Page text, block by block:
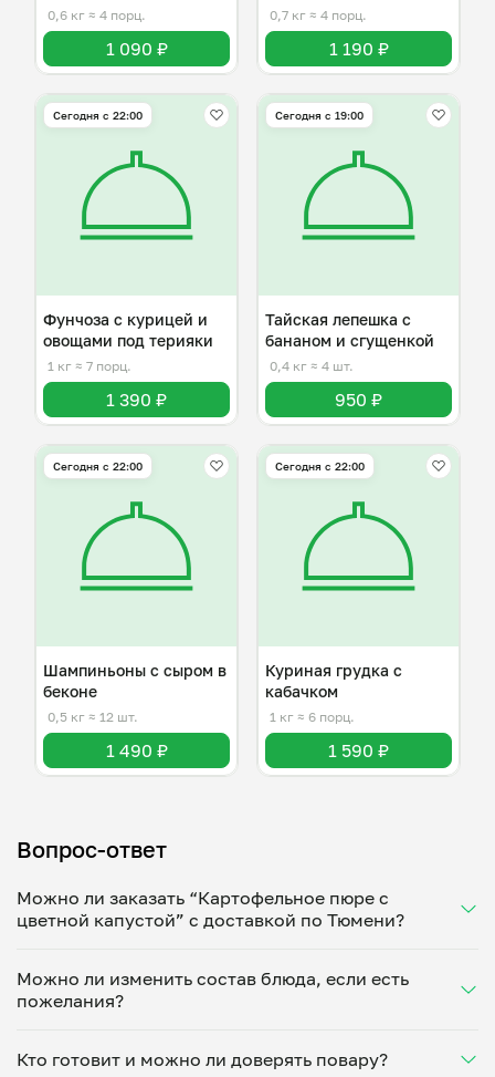
0,6 кг ≈ 4 порц.
1 090 ₽
0,7 кг ≈ 4 порц.
1 190 ₽
Сегодня с 22:00
Фунчоза с курицей и
овощами под терияки
1 кг ≈ 7 порц.
1 390 ₽
Сегодня с 19:00
Тайская лепешка с
бананом и сгущенкой
0,4 кг ≈ 4 шт.
950 ₽
Сегодня с 22:00
Шампиньоны с сыром в
беконе
0,5 кг ≈ 12 шт.
1 490 ₽
Сегодня с 22:00
Куриная грудка с
кабачком
1 кг ≈ 6 порц.
1 590 ₽
Вопрос-ответ
Можно ли заказать “Картофельное пюре с
цветной капустой” с доставкой по Тюмени?
Укажите удобное время — и получите свежее
домашнее блюдо в большой порции прямо с плиты.
минут. Статус заказа отслеживайте в личном
кабинете, а с поваром можно связаться напрямую в
Можно ли изменить состав блюда, если есть
пожелания?
ваши предпочтения: уберет специи, снизит
Кто готовит и можно ли доверять повару?